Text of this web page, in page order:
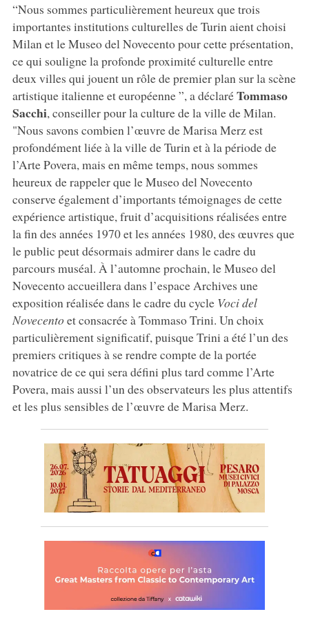
“Nous sommes particulièrement heureux que trois
importantes institutions culturelles de Turin aient choisi
Milan et le Museo del Novecento pour cette présentation,
ce qui souligne la profonde proximité culturelle entre
deux villes qui jouent un rôle de premier plan sur la scène
artistique italienne et européenne ”, a déclaréTommaso
Sacchi, conseiller pour la culture de la ville de Milan.
"Nous savons combien l’œuvre de Marisa Merz est
profondément liée à la ville de Turin et à la période de
l’Arte Povera, mais en même temps, nous sommes
heureux de rappeler que le Museo del Novecento
conserve également d’importants témoignages de cette
expérience artistique, fruit d’acquisitions réalisées entre
la fin des années 1970 et les années 1980, des œuvres que
le public peut désormais admirer dans le cadre du
parcours muséal. À l’automne prochain, le Museo del
Novecento accueillera dans l’espace Archives une
exposition réalisée dans le cadre du cycle Voci del
Novecentoet consacrée à Tommaso Trini. Un choix
particulièrement significatif, puisque Trini a été l’un des
premiers critiques à se rendre compte de la portée
novatrice de ce qui sera défini plus tard comme l’Arte
Povera, mais aussi l’un des observateurs les plus attentifs
et les plus sensibles de l’œuvre de Marisa Merz.